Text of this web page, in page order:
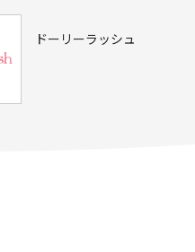
ドーリーラッシュ